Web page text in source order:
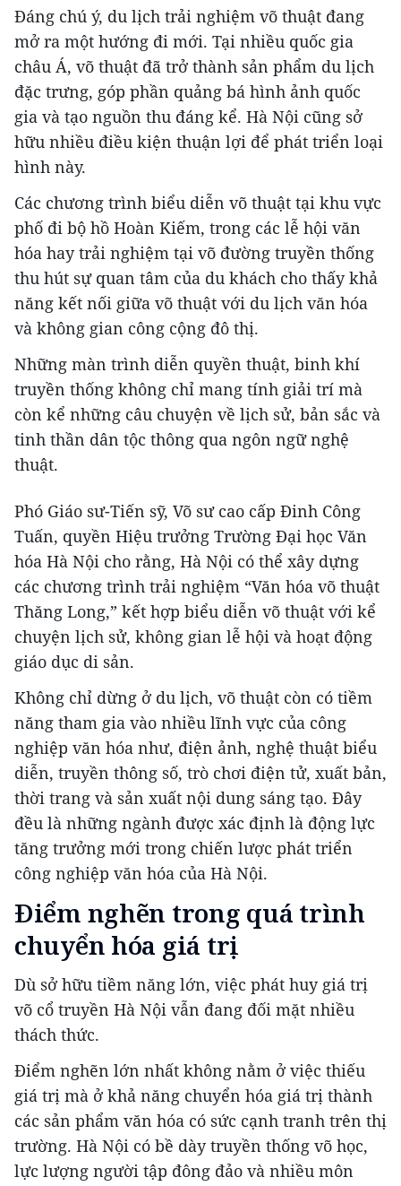
Đáng chú ý, du lịch trải nghiệm võ thuật đang
mở ra một hướng đi mới. Tại nhiều quốc gia
châu Á, võ thuật đã trở thành sản phẩm du lịch
đặc trưng, góp phần quảng bá hình ảnh quốc
gia và tạo nguồn thu đáng kể. Hà Nội cũng sở
hữu nhiều điều kiện thuận lợi để phát triển loại
hình này.
Các chương trình biểu diễn võ thuật tại khu vực
phố đi bộ hồ Hoàn Kiếm, trong các lễ hội văn
hóa hay trải nghiệm tại võ đường truyền thống
thu hút sự quan tâm của du khách cho thấy khả
năng kết nối giữa võ thuật với du lịch văn hóa
và không gian công cộng đô thị.
Những màn trình diễn quyền thuật, binh khí
truyền thống không chỉ mang tính giải trí mà
còn kể những câu chuyện về lịch sử, bản sắc và
tinh thần dân tộc thông qua ngôn ngữ nghệ
thuật.
Phó Giáo sư-Tiến sỹ, Võ sư cao cấp Đinh Công
Tuấn, quyền Hiệu trưởng Trường Đại học Văn
hóa Hà Nội cho rằng, Hà Nội có thể xây dựng
các chương trình trải nghiệm “Văn hóa võ thuật
Thăng Long,” kết hợp biểu diễn võ thuật với kể
chuyện lịch sử, không gian lễ hội và hoạt động
giáo dục di sản.
Không chỉ dừng ở du lịch, võ thuật còn có tiềm
năng tham gia vào nhiều lĩnh vực của công
nghiệp văn hóa như, điện ảnh, nghệ thuật biểu
diễn, truyền thông số, trò chơi điện tử, xuất bản,
thời trang và sản xuất nội dung sáng tạo. Đây
đều là những ngành được xác định là động lực
tăng trưởng mới trong chiến lược phát triển
công nghiệp văn hóa của Hà Nội.
Điểm nghẽn trong quá trình
chuyển hóa giá trị
Dù sở hữu tiềm năng lớn, việc phát huy giá trị
võ cổ truyền Hà Nội vẫn đang đối mặt nhiều
thách thức.
Điểm nghẽn lớn nhất không nằm ở việc thiếu
giá trị mà ở khả năng chuyển hóa giá trị thành
các sản phẩm văn hóa có sức cạnh tranh trên thị
trường. Hà Nội có bề dày truyền thống võ học,
lực lượng người tập đông đảo và nhiều môn